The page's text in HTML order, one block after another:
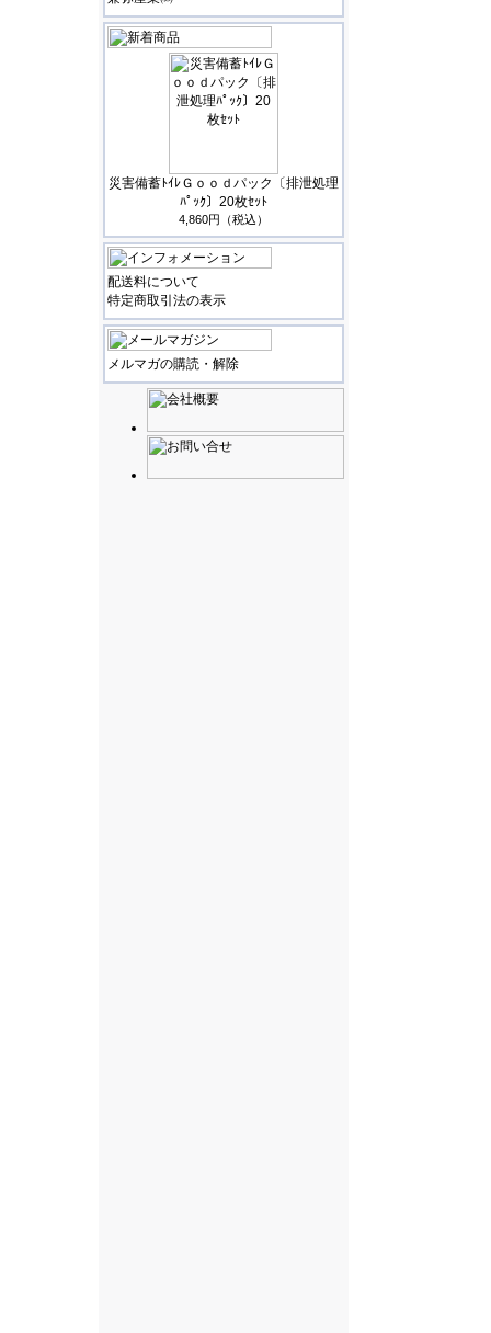
災害備蓄ﾄｲﾚＧｏｏｄパック〔排泄処理
ﾊﾟｯｸ〕20枚ｾｯﾄ
4,860円（税込）
配送料について
特定商取引法の表示
メルマガの購読・解除